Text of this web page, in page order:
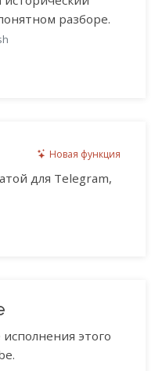
разборе.
Новая функция
для Telegram,
этого